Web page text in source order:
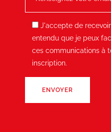
J'accepte de
entendu que je peux
ces communications à
inscription.